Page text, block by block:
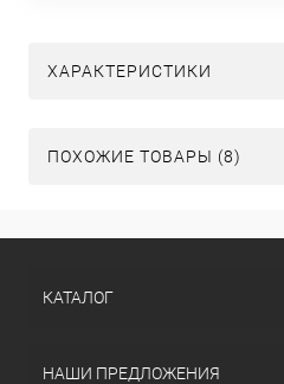
ХАРАКТЕРИСТИКИ
ПОХОЖИЕ ТОВАРЫ (8)
КАТАЛОГ
НАШИ ПРЕДЛОЖЕНИЯ